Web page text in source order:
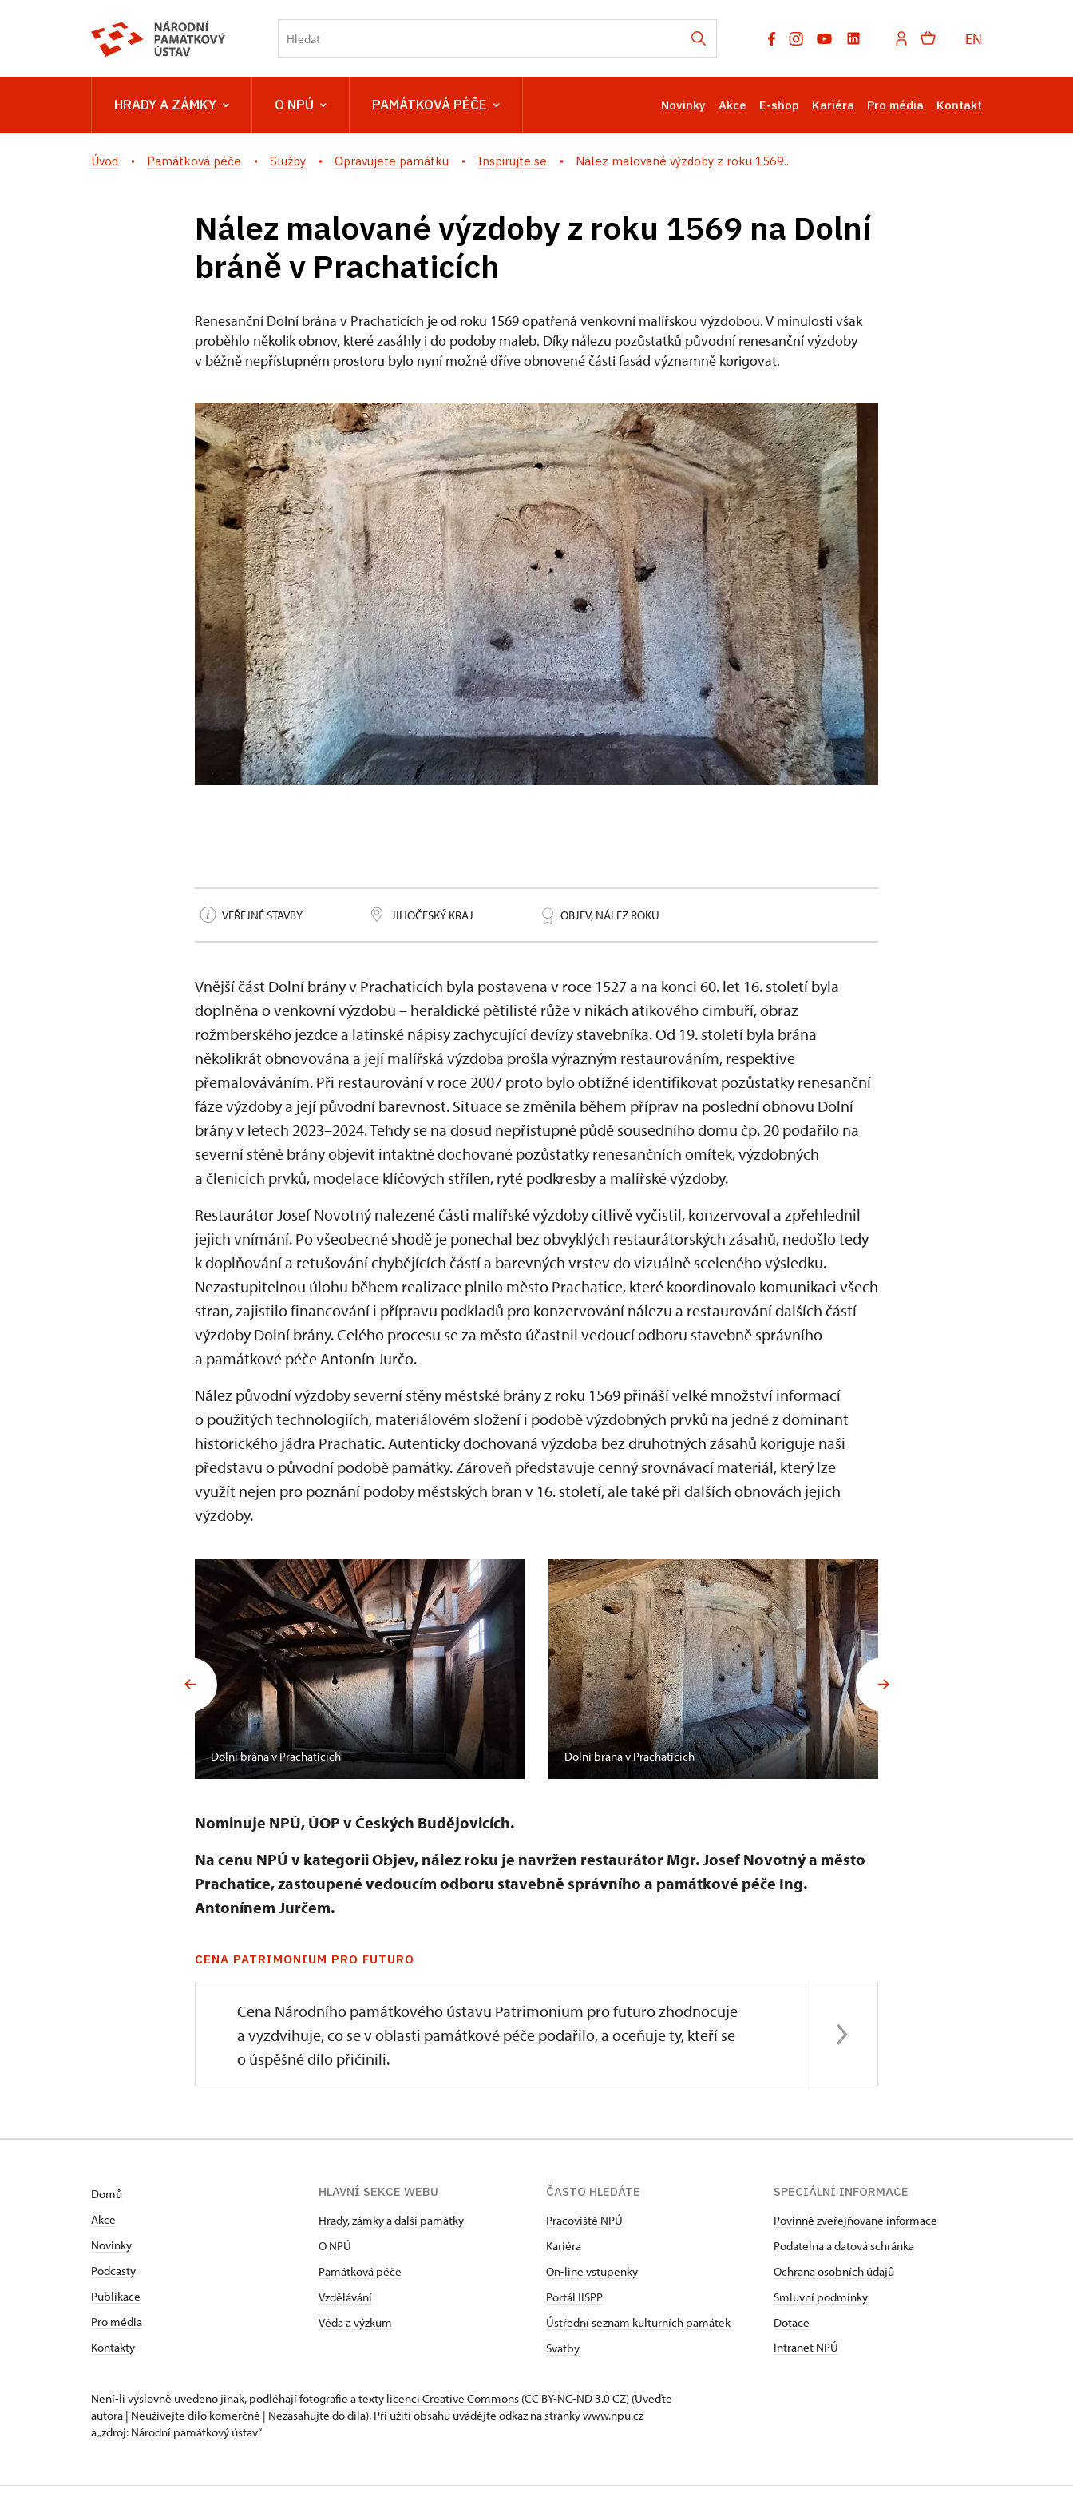
EN
HRADY A ZÁMKY O NPÚ PAMÁTKOVÁ PÉČE Novinky Akce E-shop Kariéra Pro média Kontakt
Úvod Památková péče Služby Opravujete památku Inspirujte se Nález malované výzdoby z roku 1569...
Nález malované výzdoby z roku 1569 na Dolní
bráně v Prachaticích
Renesanční Dolní brána v Prachaticích je od roku 1569 opatřená venkovní malířskou výzdobou. V minulosti však
proběhlo několik obnov, které zasáhly i do podoby maleb. Díky nálezu pozůstatků původní renesanční výzdoby
v běžně nepřístupném prostoru bylo nyní možné dříve obnovené části fasád významně korigovat.
VEŘEJNÉ STAVBY JIHOČESKÝ KRAJ OBJEV, NÁLEZ ROKU
Vnější část Dolní brány v Prachaticích byla postavena v roce 1527 a na konci 60. let 16. století byla
doplněna o venkovní výzdobu – heraldické pětilisté růže v nikách atikového cimbuří, obraz
rožmberského jezdce a latinské nápisy zachycující devízy stavebníka. Od 19. století byla brána
několikrát obnovována a její malířská výzdoba prošla výrazným restaurováním, respektive
přemalováváním. Při restaurování v roce 2007 proto bylo obtížné identifikovat pozůstatky renesanční
fáze výzdoby a její původní barevnost. Situace se změnila během příprav na poslední obnovu Dolní
brány v letech 2023–2024. Tehdy se na dosud nepřístupné půdě sousedního domu čp. 20 podařilo na
severní stěně brány objevit intaktně dochované pozůstatky renesančních omítek, výzdobných
a členicích prvků, modelace klíčových střílen, ryté podkresby a malířské výzdoby.
Restaurátor Josef Novotný nalezené části malířské výzdoby citlivě vyčistil, konzervoval a zpřehlednil
jejich vnímání. Po všeobecné shodě je ponechal bez obvyklých restaurátorských zásahů, nedošlo tedy
k doplňování a retušování chybějících částí a barevných vrstev do vizuálně sceleného výsledku.
Nezastupitelnou úlohu během realizace plnilo město Prachatice, které koordinovalo komunikaci všech
stran, zajistilo financování i přípravu podkladů pro konzervování nálezu a restaurování dalších částí
výzdoby Dolní brány. Celého procesu se za město účastnil vedoucí odboru stavebně správního
a památkové péče Antonín Jurčo.
Nález původní výzdoby severní stěny městské brány z roku 1569 přináší velké množství informací
o použitých technologiích, materiálovém složení i podobě výzdobných prvků na jedné z dominant
historického jádra Prachatic. Autenticky dochovaná výzdoba bez druhotných zásahů koriguje naši
představu o původní podobě památky. Zároveň představuje cenný srovnávací materiál, který lze
využít nejen pro poznání podoby městských bran v 16. století, ale také při dalších obnovách jejich
výzdoby.
Dolní brána v Prachaticích Dolní brána v Prachaticích
Nominuje NPÚ, ÚOP v Českých Budějovicích.
Na cenu NPÚ v kategorii Objev, nález roku je navržen restaurátor Mgr. Josef Novotný a město
Prachatice, zastoupené vedoucím odboru stavebně správního a památkové péče Ing.
Antonínem Jurčem.
CENA PATRIMONIUM PRO FUTURO
Cena Národního památkového ústavu Patrimonium pro futuro zhodnocuje
a vyzdvihuje, co se v oblasti památkové péče podařilo, a oceňuje ty, kteří se
o úspěšné dílo přičinili.
Domů
Akce
Novinky
Podcasty
Publikace
Pro média
Kontakty
HLAVNÍ SEKCE WEBU
Hrady, zámky a další památky
O NPÚ
Památková péče
Vzdělávání
Věda a výzkum
ČASTO HLEDÁTE
Pracoviště NPÚ
Kariéra
On-line vstupenky
Portál IISPP
Ústřední seznam kulturních památek
Svatby
SPECIÁLNÍ INFORMACE
Povinně zveřejňované informace
Podatelna a datová schránka
Ochrana osobních údajů
Smluvní podmínky
Dotace
Intranet NPÚ
Není-li výslovně uvedeno jinak, podléhají fotografie a texty licenci Creative Commons (CC BY-NC-ND 3.0 CZ) (Uveďte
autora | Neužívejte dílo komerčně | Nezasahujte do díla). Při užití obsahu uvádějte odkaz na stránky www.npu.cz
a „zdroj: Národní památkový ústav“